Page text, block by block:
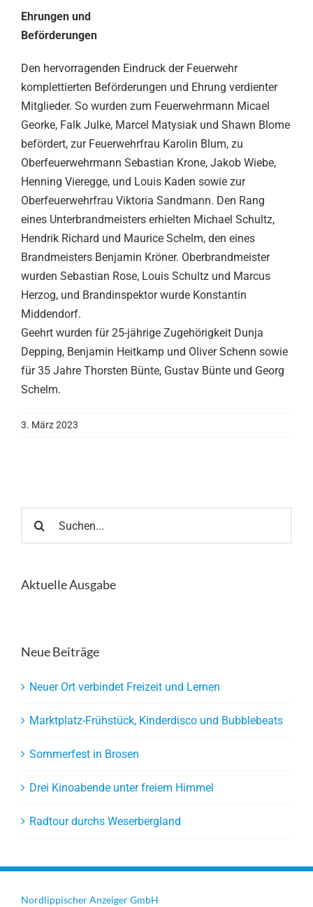
Ehrungen und
Beförderungen
Den hervorragenden Eindruck der Feuerwehr
komplettierten Beförderungen und Ehrung verdienter
Mitglieder. So wurden zum Feuerwehrmann Micael
Georke, Falk Julke, Marcel Matysiak und Shawn Blome
befördert, zur Feuerwehrfrau Karolin Blum, zu
Oberfeuerwehrmann Sebastian Krone, Jakob Wiebe,
Henning Vieregge, und Louis Kaden sowie zur
Oberfeuerwehrfrau Viktoria Sandmann. Den Rang
eines Unterbrandmeisters erhielten Michael Schultz,
Hendrik Richard und Maurice Schelm, den eines
Brandmeisters Benjamin Kröner. Oberbrandmeister
wurden Sebastian Rose, Louis Schultz und Marcus
Herzog, und Brandinspektor wurde Konstantin
Middendorf.
Geehrt wurden für 25-jährige Zugehörigkeit Dunja
Depping, Benjamin Heitkamp und Oliver Schenn sowie
für 35 Jahre Thorsten Bünte, Gustav Bünte und Georg
Schelm.
3. März 2023
nach:
Aktuelle Ausgabe
Neue Beiträge
Neuer Ort verbindet Freizeit und Lernen
Marktplatz-Frühstück, Kinderdisco und Bubblebeats
Sommerfest in Brosen
Drei Kinoabende unter freiem Himmel
Radtour durchs Weserbergland
Nordlippischer Anzeiger GmbH